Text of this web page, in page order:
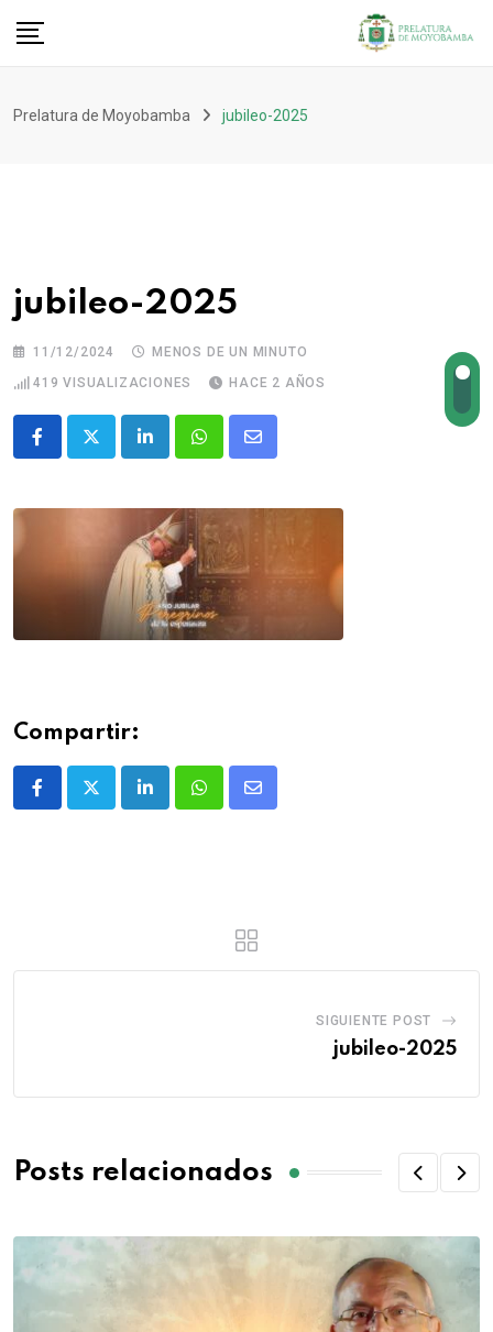
Prelatura de Moyobamba jubileo-2025
jubileo-2025
11/12/2024
MENOS DE UN MINUTO
419 VISUALIZACIONES HACE 2 AÑOS
Compartir:
SIGUIENTE POST
jubileo-2025
Posts relacionados